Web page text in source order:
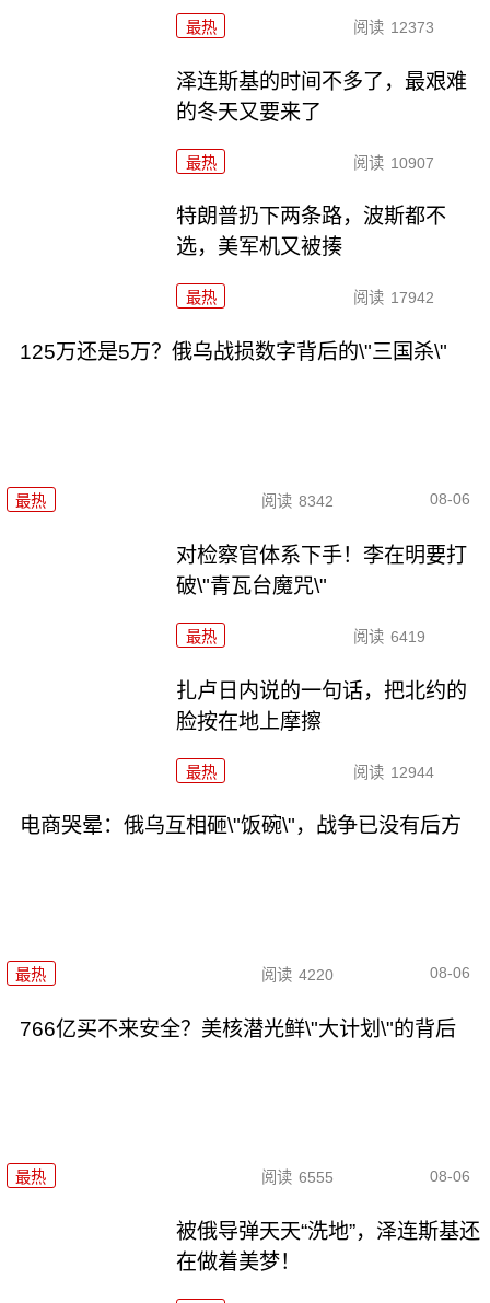
最热 阅读 12373
泽连斯基的时间不多了，最艰难
的冬天又要来了
最热 阅读 10907
特朗普扔下两条路，波斯都不
选，美军机又被揍
最热 阅读 17942
125万还是5万？俄乌战损数字背后的\"三国杀\"
最热 阅读 8342 08-06
对检察官体系下手！李在明要打
破\"青瓦台魔咒\"
最热 阅读 6419
扎卢日内说的一句话，把北约的
脸按在地上摩擦
最热 阅读 12944
电商哭晕：俄乌互相砸\"饭碗\"，战争已没有后方
最热 阅读 4220 08-06
766亿买不来安全？美核潜光鲜\"大计划\"的背后
最热 阅读 6555 08-06
被俄导弹天天“洗地”，泽连斯基还
在做着美梦！